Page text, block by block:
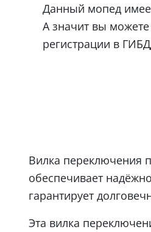
Данный мопед
А значит вы
регистрации в
Вилка переключения
обеспечивает
гарантирует
Эта вилка